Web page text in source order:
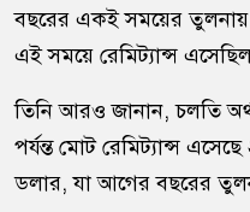
বছরের একই সময়ের তুলনায়
এই সময়ে রেমিট্যান্স
তিনি আরও জানান, চলতি
পর্যন্ত মোট রেমিট্যান্স
ডলার, যা আগের বছরের